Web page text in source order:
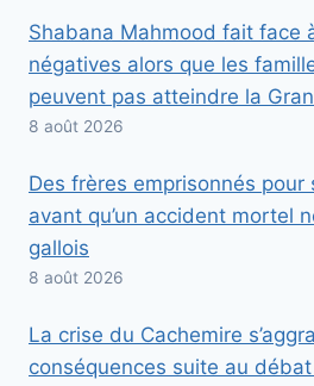
Shabana Mahmood fait face
négatives alors que les
peuvent pas atteindre la
8 août 2026
Des frères emprisonnés pour
avant qu’un accident mortel
gallois
8 août 2026
La crise du Cachemire
conséquences suite au débat